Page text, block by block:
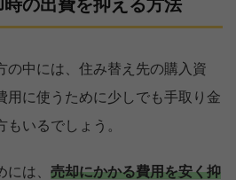
の出費を抑える方法
の中には、住み替え先の購入資
用に使うために少しでも手取り金
いるでしょう。
は、 売却にかかる費用を安く抑